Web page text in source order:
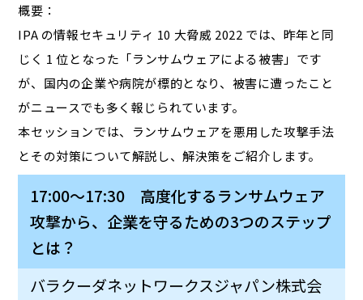
概要：
IPA の情報セキュリティ 10 大脅威 2022 では、昨年と同
じく 1 位となった「ランサムウェアによる被害」です
が、国内の企業や病院が標的となり、被害に遭ったこと
がニュースでも多く報じられています。
本セッションでは、ランサムウェアを悪用した攻撃手法
とその対策について解説し、解決策をご紹介します。
17:00～17:30 高度化するランサムウェア
攻撃から、企業を守るための3つのステップ
とは？
バラクーダネットワークスジャパン株式会